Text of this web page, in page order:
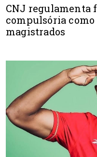
CNJ regulamenta
compulsória
magistrados